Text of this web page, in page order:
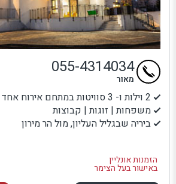
2 וילות ו- 3 סוויטות במתחם אירוח אחד
משפחות | זוגות | קבוצות
ביריה שבגליל העליון, מול הר מירון
הזמנות אונליין
באישור בעל הצימר
055-4314034
מאור